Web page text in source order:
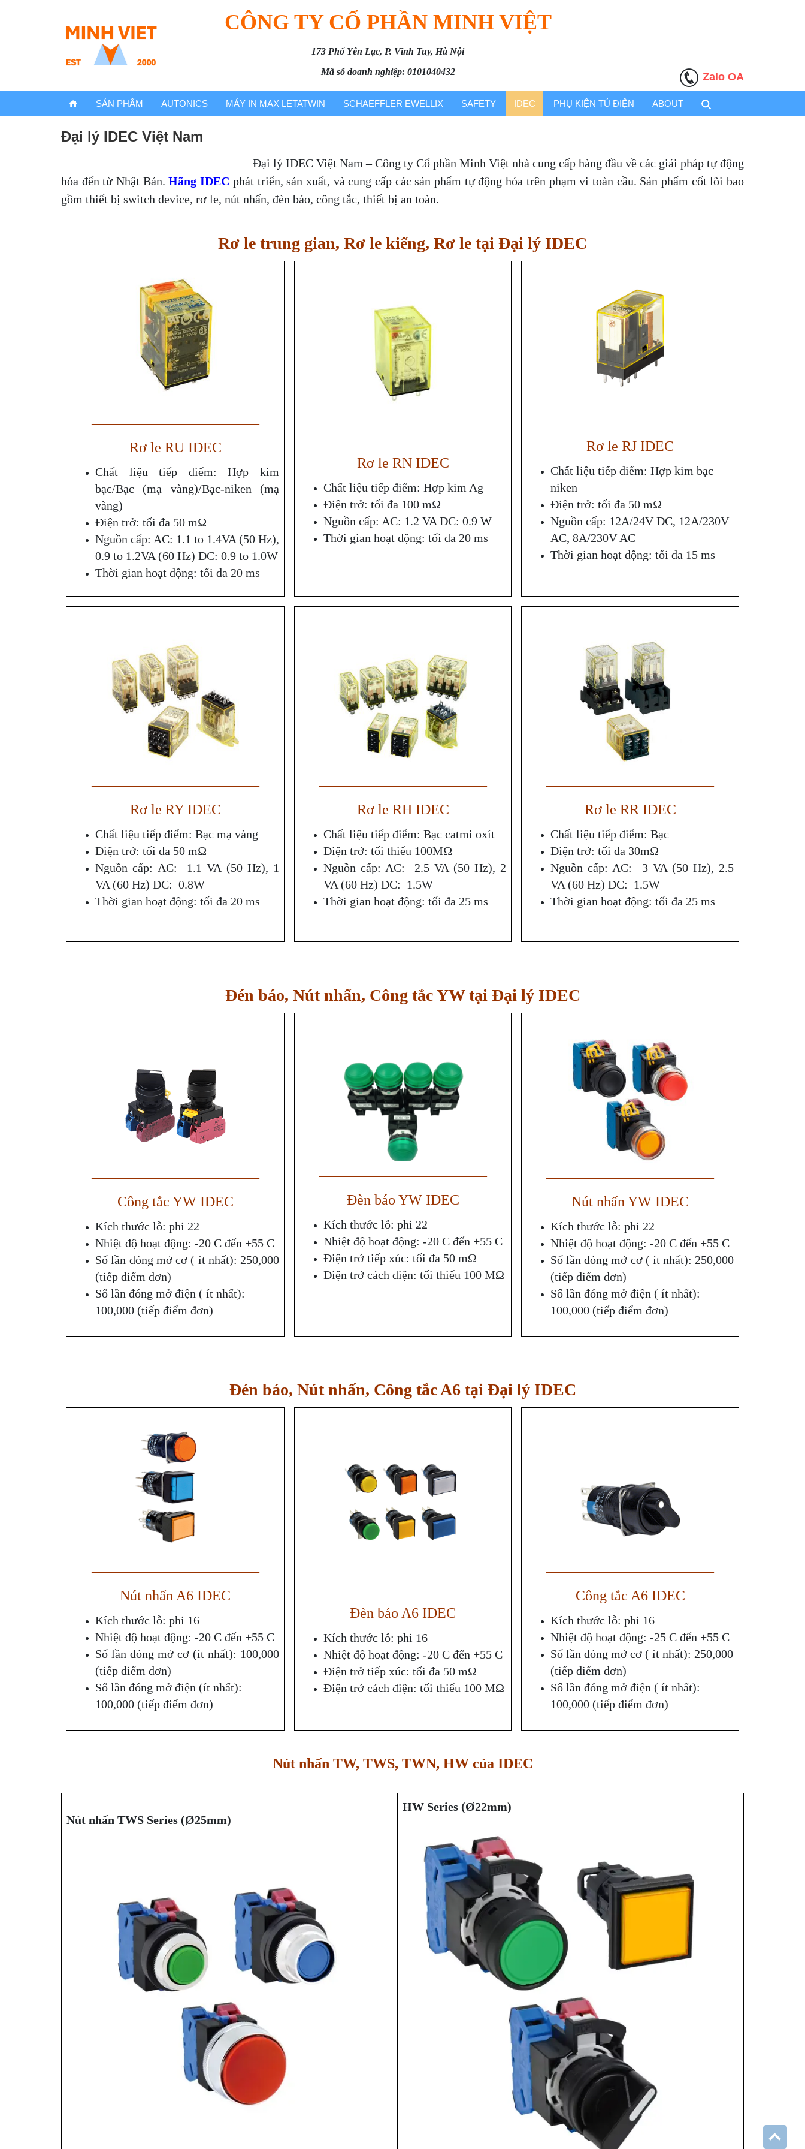
CÔNG TY CỔ PHẦN MINH VIỆT
173 Phố Yên Lạc, P. Vĩnh Tuy, Hà Nội
Mã số doanh nghiệp: 0101040432
Zalo OA
SẢN PHẨM AUTONICS MÁY IN MAX LETATWIN SCHAEFFLER EWELLIX SAFETY IDEC PHỤ KIỆN TỦ ĐIỆN ABOUT
Đại lý IDEC Việt Nam
Đại lý IDEC Việt Nam – Công ty Cổ phần Minh Việt nhà cung cấp hàng đầu về các giải pháp tự động
hóa đến từ Nhật Bản.Hãng IDEC phát triển, sản xuất, và cung cấp các sản phẩm tự động hóa trên phạm vi toàn cầu. Sản phẩm cốt lõi bao
gồm thiết bị switch device, rơ le, nút nhấn, đèn báo, công tắc, thiết bị an toàn.
Rơ le trung gian, Rơ le kiếng, Rơ le tại Đại lý IDEC
——————————————
Rơ le RU IDEC
Chất liệu tiếp điểm: Hợp kim
bạc/Bạc (mạ vàng)/Bạc-niken (mạ
vàng)
Điện trở: tối đa 50 mΩ
Nguồn cấp: AC: 1.1 to 1.4VA (50 Hz),
0.9 to 1.2VA (60 Hz) DC: 0.9 to 1.0W
Thời gian hoạt động: tối đa 20 ms
——————————————
Rơ le RN IDEC
Chất liệu tiếp điểm: Hợp kim Ag
Điện trở: tối đa 100 mΩ
Nguồn cấp: AC: 1.2 VA DC: 0.9 W
Thời gian hoạt động: tối đa 20 ms
——————————————
Rơ le RJ IDEC
Chất liệu tiếp điểm: Hợp kim bạc –
niken
Điện trở: tối đa 50 mΩ
Nguồn cấp: 12A/24V DC, 12A/230V
AC, 8A/230V AC
Thời gian hoạt động: tối đa 15 ms
——————————————
Rơ le RY IDEC
Chất liệu tiếp điểm: Bạc mạ vàng
Điện trở: tối đa 50 mΩ
Nguồn cấp: AC: 1.1 VA (50 Hz), 1
VA (60 Hz) DC: 0.8W
Thời gian hoạt động: tối đa 20 ms
——————————————
Rơ le RH IDEC
Chất liệu tiếp điểm: Bạc catmi oxít
Điện trở: tối thiểu 100MΩ
Nguồn cấp: AC: 2.5 VA (50 Hz), 2
VA (60 Hz) DC: 1.5W
Thời gian hoạt động: tối đa 25 ms
——————————————
Rơ le RR IDEC
Chất liệu tiếp điểm: Bạc
Điện trở: tối đa 30mΩ
Nguồn cấp: AC: 3 VA (50 Hz), 2.5
VA (60 Hz) DC: 1.5W
Thời gian hoạt động: tối đa 25 ms
Đén báo, Nút nhấn, Công tắc YW tại Đại lý IDEC
——————————————
Công tắc YW IDEC
Kích thước lỗ: phi 22
Nhiệt độ hoạt động: -20 C đến +55 C
Số lần đóng mở cơ ( ít nhất): 250,000
(tiếp điểm đơn)
Số lần đóng mở điện ( ít nhất):
100,000 (tiếp điểm đơn)
——————————————
Đèn báo YW IDEC
Kích thước lỗ: phi 22
Nhiệt độ hoạt động: -20 C đến +55 C
Điện trở tiếp xúc: tối đa 50 mΩ
Điện trở cách điện: tối thiểu 100 MΩ
——————————————
Nút nhấn YW IDEC
Kích thước lỗ: phi 22
Nhiệt độ hoạt động: -20 C đến +55 C
Số lần đóng mở cơ ( ít nhất): 250,000
(tiếp điểm đơn)
Số lần đóng mở điện ( ít nhất):
100,000 (tiếp điểm đơn)
Đén báo, Nút nhấn, Công tắcA6 tại Đại lý IDEC
——————————————
Nút nhấn A6 IDEC
Kích thước lỗ: phi 16
Nhiệt độ hoạt động: -20 C đến +55 C
Số lần đóng mở cơ (ít nhất): 100,000
(tiếp điểm đơn)
Số lần đóng mở điện (ít nhất):
100,000 (tiếp điểm đơn)
——————————————
Đèn báo A6 IDEC
Kích thước lỗ: phi 16
Nhiệt độ hoạt động: -20 C đến +55 C
Điện trở tiếp xúc: tối đa 50 mΩ
Điện trở cách điện: tối thiểu 100 MΩ
——————————————
Công tắc A6 IDEC
Kích thước lỗ: phi 16
Nhiệt độ hoạt động: -25 C đến +55 C
Số lần đóng mở cơ ( ít nhất): 250,000
(tiếp điểm đơn)
Số lần đóng mở điện ( ít nhất):
100,000 (tiếp điểm đơn)
Nút nhấn TW, TWS, TWN, HW của IDEC
Nút nhấn TWS Series (Ø25mm)
HW Series (Ø22mm)